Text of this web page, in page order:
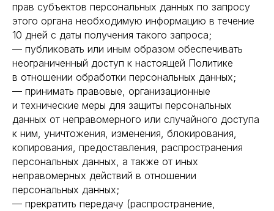
прав субъектов персональных данных по запросу
этого органа необходимую информацию в течение
10 дней с даты получения такого запроса;
— публиковать или иным образом обеспечивать
неограниченный доступ к настоящей Политике
в отношении обработки персональных данных;
— принимать правовые, организационные
и технические меры для защиты персональных
данных от неправомерного или случайного доступа
к ним, уничтожения, изменения, блокирования,
копирования, предоставления, распространения
персональных данных, а также от иных
неправомерных действий в отношении
персональных данных;
— прекратить передачу (распространение,